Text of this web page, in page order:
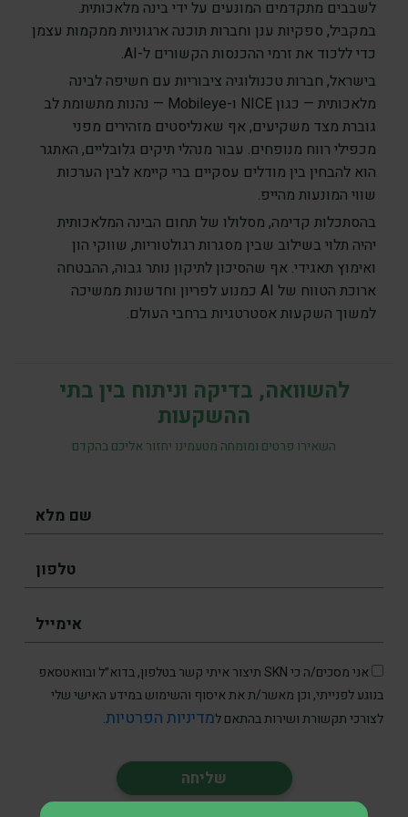
לשבבים מתקדמים המונעים על ידי בינה מלאכותית.
במקביל, ספקיות ענן וחברות תוכנה ארגוניות ממקמות עצמן
כדי ללכוד את זרמי ההכנסות הקשורים ל-AI.
בישראל, חברות טכנולוגיה ציבוריות עם חשיפה לבינה
מלאכותית — כגון NICE ו-Mobileye — נהנות מתשומת לב
גוברת מצד משקיעים, אף שאנליסטים מזהירים מפני
מכפילי רווח מנופחים. עבור מנהלי תיקים גלובליים, האתגר
הוא להבחין בין מודלים עסקיים ברי קיימא לבין הערכות
שווי המונעות מהייפ.
בהסתכלות קדימה, מסלולו של תחום הבינה המלאכותית
יהיה תלוי בשילוב שבין מסגרות רגולטוריות, שווקי הון
ואימוץ תאגידי. אף שהסיכון לתיקון נותר גבוה, ההבטחה
ארוכת הטווח של AI כמנוע לפריון וחדשנות ממשיכה
למשוך השקעות אסטרטגיות ברחבי העולם.
להשוואה, בדיקה וניתוח בין בתי
ההשקעות
השאירו פרטים ומומחה מטעמינו יחזור אליכם בהקדם
אני מסכים/ה כי SKN תיצור איתי קשר בטלפון, בדוא״ל ובוואטסאפ
בנוגע לפנייתי, וכן מאשר/ת את איסוף והשימוש במידע האישי שלי
לצורכי תקשורת ושירות בהתאם למדיניות הפרטיות.